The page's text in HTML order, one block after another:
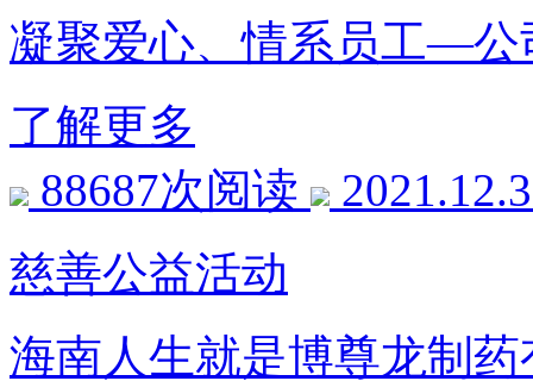
凝聚爱心、情系员工—
了解更多
88687次阅读
慈善公益活动
海南人生就是博尊龙制